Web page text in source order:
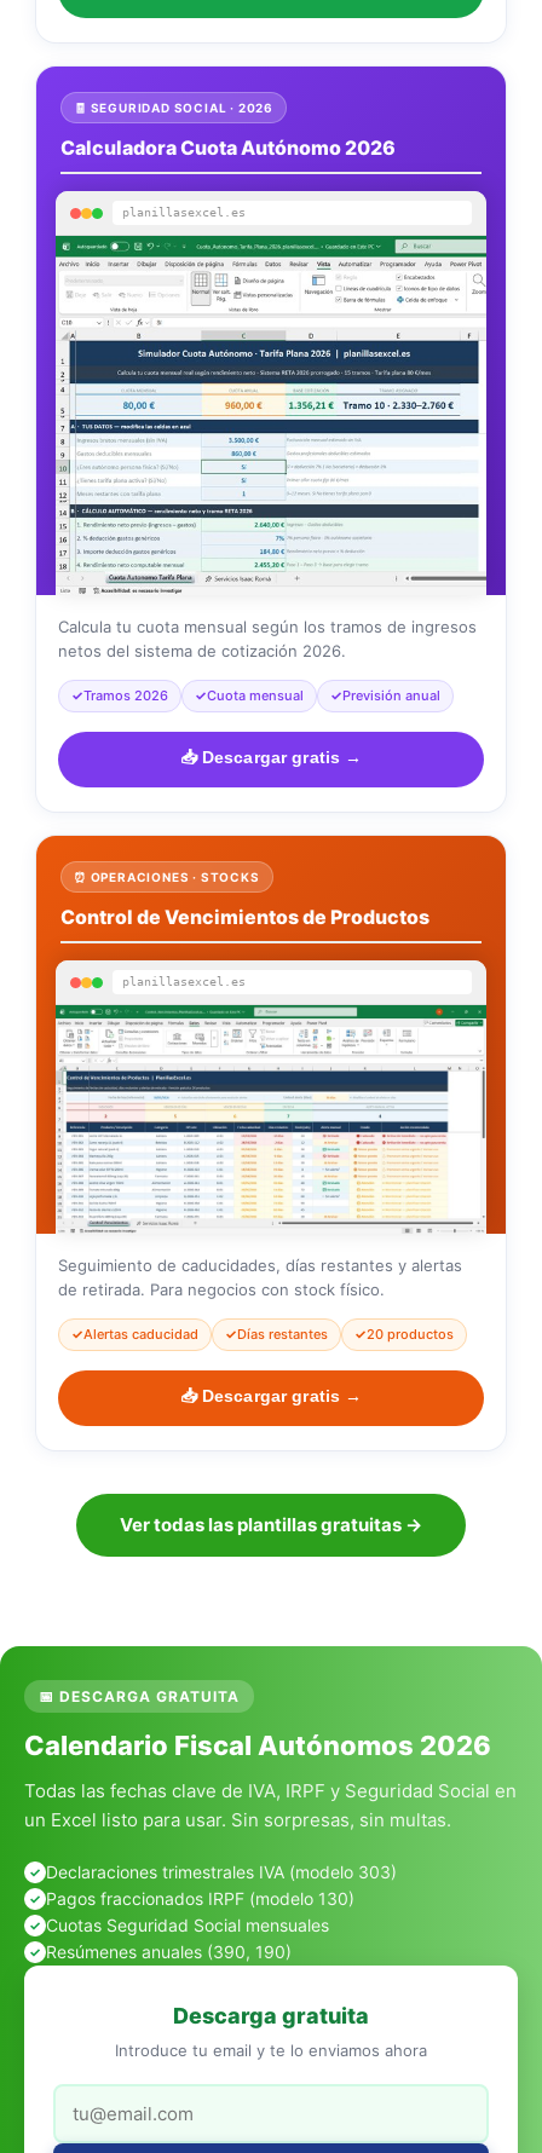
🧾 SEGURIDAD SOCIAL · 2026
Calculadora Cuota Autónomo 2026
planillasexcel.es
Calcula tu cuota mensual según los tramos de ingresos
netos del sistema de cotización 2026.
Tramos 2026 Cuota mensual Previsión anual
📥 Descargar gratis →
⏰ OPERACIONES · STOCKS
Control de Vencimientos de Productos
planillasexcel.es
Seguimiento de caducidades, días restantes y alertas
de retirada. Para negocios con stock físico.
Alertas caducidad Días restantes 20 productos
📥 Descargar gratis →
Ver todas las plantillas gratuitas →
📅 DESCARGA GRATUITA
Calendario Fiscal Autónomos 2026
Todas las fechas clave de IVA, IRPF y Seguridad Social en
un Excel listo para usar. Sin sorpresas, sin multas.
Declaraciones trimestrales IVA (modelo 303)
Pagos fraccionados IRPF (modelo 130)
Cuotas Seguridad Social mensuales
Resúmenes anuales (390, 190)
Descarga gratuita
Introduce tu email y te lo enviamos ahora